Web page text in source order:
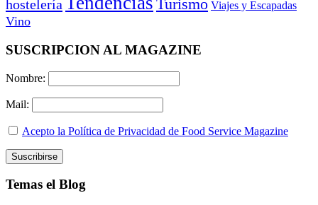
hostelería
Turismo Viajes y Escapadas
Vino
SUSCRIPCION AL MAGAZINE
Nombre:
Mail:
Acepto la Política de Privacidad de Food Service Magazine
Temas el Blog